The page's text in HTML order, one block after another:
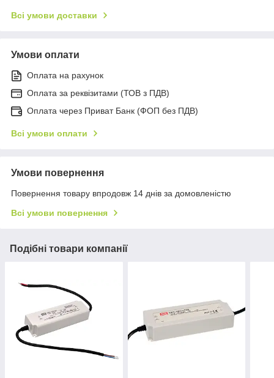
Всі умови доставки
Умови оплати
Оплата на рахунок
Оплата за реквізитами (ТОВ з ПДВ)
Оплата через Приват Банк (ФОП без ПДВ)
Всі умови оплати
Умови повернення
Повернення товару впродовж 14 днів за домовленістю
Всі умови повернення
Подібні товари компанії